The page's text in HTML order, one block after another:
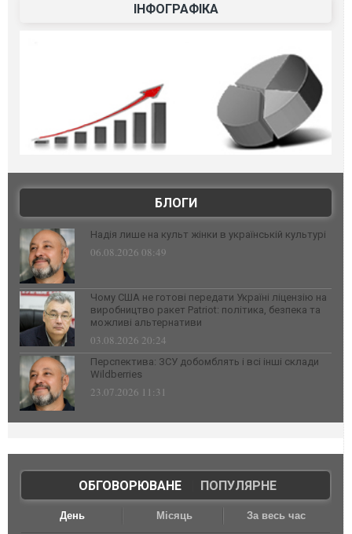
ІНФОГРАФІКА
БЛОГИ
Надія лише на культ жінки в українській культурі
06.08.2026 08:49
Чому США не готові передати Україні ліцензію на
виробництво ракет Patriot: політика, безпека та
можливі альтернативи
03.08.2026 20:24
Перспектива: ЗСУ добомблять і всі інші склади
Wildberries
23.07.2026 11:31
ОБГОВОРЮВАНЕ| ПОПУЛЯРНЕ
День Місяць За весь час